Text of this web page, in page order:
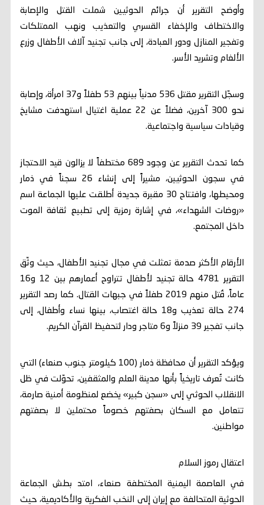
وأوضح التقرير أن جرائم الحوثيين شملت القتل والإصابة
والاختطاف والإخفاء القسري والتعذيب ونهب الممتلكات
وتفجير المنازل ودور العبادة، إلى جانب تجنيد آلاف الأطفال وزرع
الألغام وتشريد الأسر.
وسجّل التقرير مقتل 536 مدنياً بينهم 53 طفلاً و37 امرأة، وإصابة
نحو 300 آخرين، فضلاً عن 22 عملية اغتيال استهدفت مشايخ
وقيادات سياسية واجتماعية.
كما تحدث التقرير عن وجود 689 مختطفاً لا يزالون قيد الاحتجاز
في سجون الحوثيين، مشيراً إلى إنشاء 26 سجناً في ذمار
ومحيطها، وافتتاح 30 مقبرة جديدة أطلقت عليها الجماعة اسم
«روضات الشهداء»، في إشارة رمزية إلى تطبيع ثقافة الموت
داخل المجتمع.
الأرقام الأكثر صدمة تمثلت في مجال تجنيد الأطفال، حيث وثّق
التقرير 4781 حالة تجنيد لأطفال تتراوح أعمارهم بين 12 و16
عاماً، قُتل منهم 2019 طفلاً في جبهات القتال. كما رصد التقرير
274 حالة تعذيب و18 حالة اغتصاب، بينها نساء وأطفال، إلى
جانب تفجير 39 منزلاً و6 متاجر ودار لتحفيظ القرآن الكريم.
ويؤكد التقرير أن محافظة ذمار (100 كيلومتر جنوب صنعاء) التي
كانت تُعرف تاريخياً بأنها مدينة العلم والمثقفين، تحوّلت في ظل
الانقلاب الحوثي إلى «سجن كبير» يخضع لمنظومة أمنية صارمة،
تتعامل مع السكان بصفتهم خصوماً محتملين لا بصفتهم
مواطنين.
اعتقال رموز السلام
في العاصمة اليمنية المختطفة صنعاء، امتد بطش الجماعة
الحوثية المتحالفة مع إيران إلى النخب الفكرية والأكاديمية، حيث